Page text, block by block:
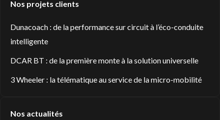
Nos projets clients
Dunacoach : de la performance sur circuit à l’éco-conduite
intelligente
DCAR BT : de la première monte à la solution universelle
3 Wheeler : la télématique au service de la micro-mobilité
Nos actualités